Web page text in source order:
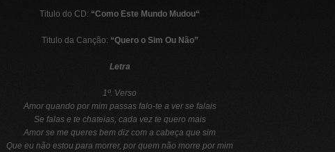
Titulo do CD: “Como Este Mundo Mudou“
Titulo da Canção: “Quero o Sim Ou Não”
Letra
1º. Verso
Amor quando por mim passas falo-te a ver se falais
Se falas e te chateias, cada vez te quero mais
Amor se me queres bem diz com a cabeça que sim
Que eu não estou para morrer, por quem não morre por mim